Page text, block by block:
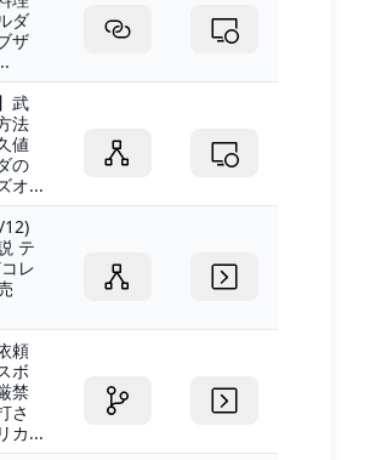
ダ
ザ
武
法
値
の
オ...
12)
テ
レ
頼
ボ
禁
さ
カ...